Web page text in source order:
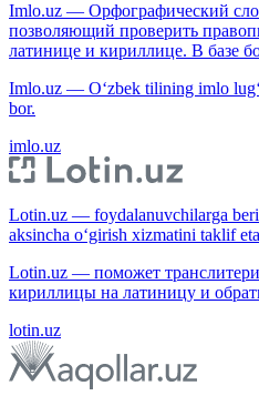
Imlo.uz — Орфографический
позволяющий проверить
латинице и кириллице. В базе
Imlo.uz — O‘zbek tilining imlo
bor.
imlo.uz
Lotin.uz — foydalanuvchilarga
aksincha o‘girish xizmatini taklif
Lotin.uz — поможет
кириллицы на латиницу и
lotin.uz